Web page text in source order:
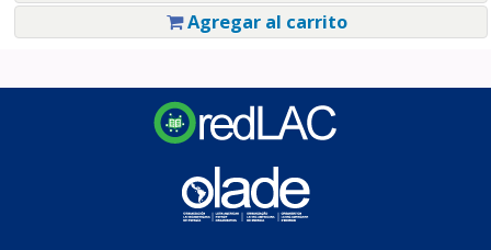
Agregar al carrito